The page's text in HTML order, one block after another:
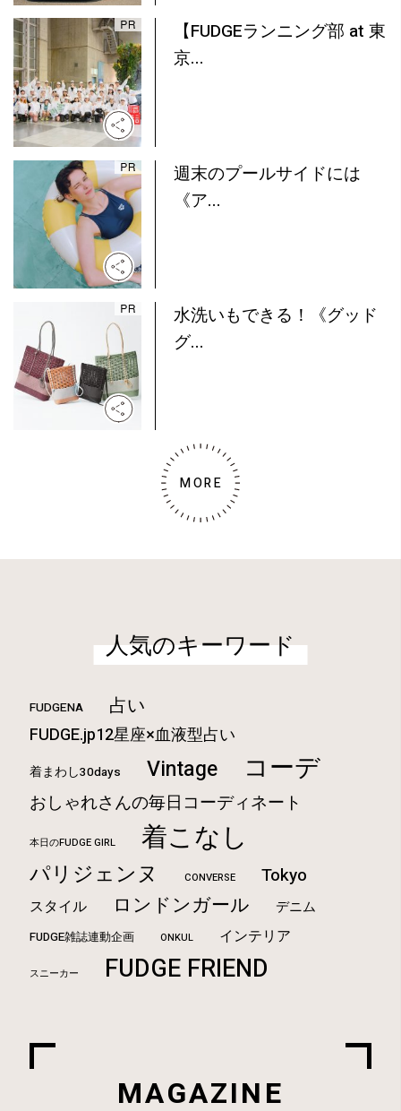
【FUDGEランニング部 at 東
京...
週末のプールサイドには
《ア...
水洗いもできる！《グッド
グ...
MORE
人気のキーワード
FUDGENA 占い
FUDGE.jp12星座×血液型占い
着まわし30days Vintage コーデ
おしゃれさんの毎日コーディネート
本日のFUDGE GIRL 着こなし
パリジェンヌ CONVERSE Tokyo
スタイル ロンドンガール デニム
FUDGE雑誌連動企画 ONKUL インテリア
スニーカー FUDGE FRIEND
MAGAZINE